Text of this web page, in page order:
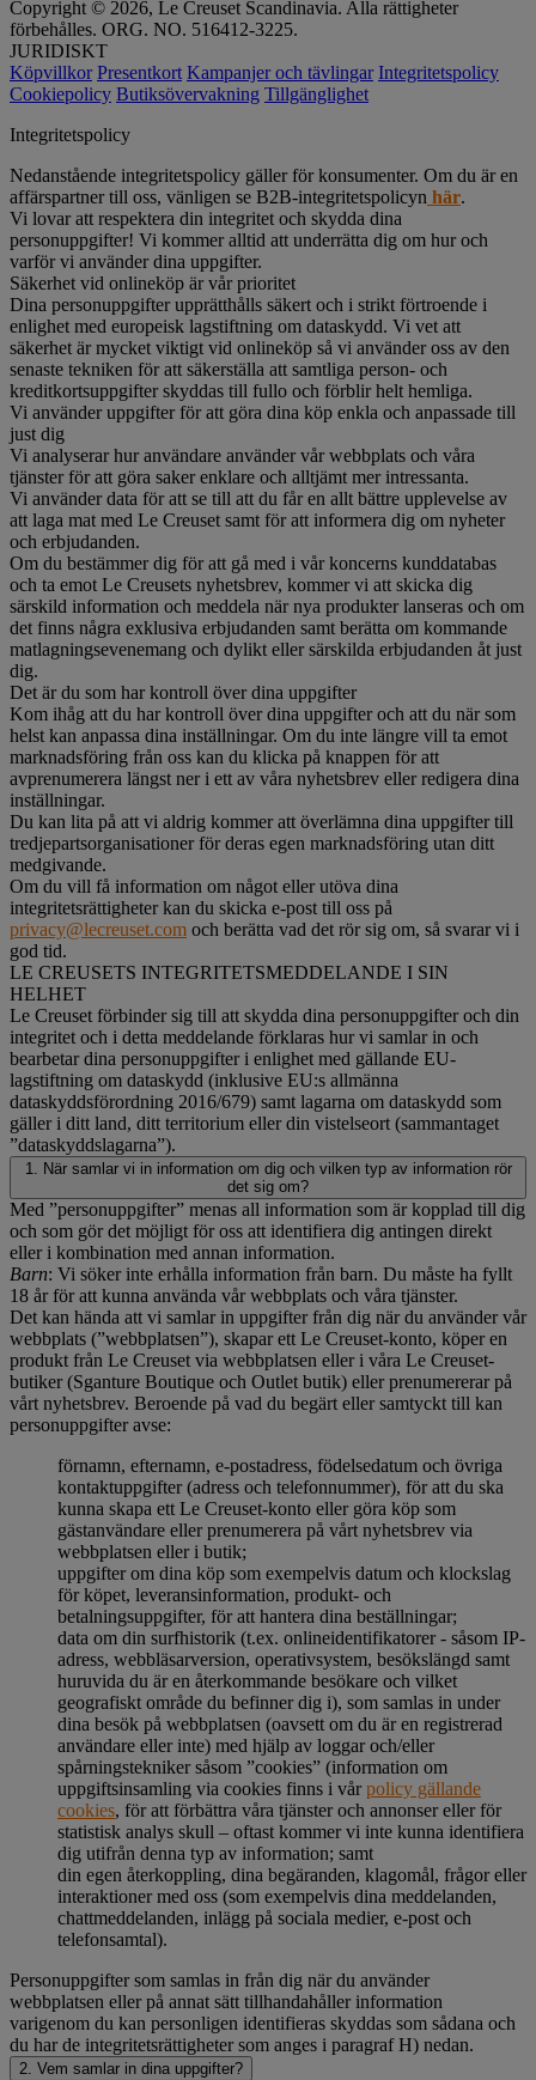
Copyright © 2026, Le Creuset Scandinavia. Alla rättigheter
förbehålles. ORG. NO. 516412-3225.
JURIDISKT
Köpvillkor Presentkort Kampanjer och tävlingar Integritetspolicy
Cookiepolicy Butiksövervakning Tillgänglighet
Integritetspolicy
Nedanstående integritetspolicy gäller för konsumenter. Om du är en
affärspartner till oss, vänligen se B2B-integritetspolicyn här.
Vi lovar att respektera din integritet och skydda dina
personuppgifter! Vi kommer alltid att underrätta dig om hur och
varför vi använder dina uppgifter.
Säkerhet vid onlineköp är vår prioritet
Dina personuppgifter upprätthålls säkert och i strikt förtroende i
enlighet med europeisk lagstiftning om dataskydd. Vi vet att
säkerhet är mycket viktigt vid onlineköp så vi använder oss av den
senaste tekniken för att säkerställa att samtliga person- och
kreditkortsuppgifter skyddas till fullo och förblir helt hemliga.
Vi använder uppgifter för att göra dina köp enkla och anpassade till
just dig
Vi analyserar hur användare använder vår webbplats och våra
tjänster för att göra saker enklare och alltjämt mer intressanta.
Vi använder data för att se till att du får en allt bättre upplevelse av
att laga mat med Le Creuset samt för att informera dig om nyheter
och erbjudanden.
Om du bestämmer dig för att gå med i vår koncerns kunddatabas
och ta emot Le Creusets nyhetsbrev, kommer vi att skicka dig
särskild information och meddela när nya produkter lanseras och om
det finns några exklusiva erbjudanden samt berätta om kommande
matlagningsevenemang och dylikt eller särskilda erbjudanden åt just
dig.
Det är du som har kontroll över dina uppgifter
Kom ihåg att du har kontroll över dina uppgifter och att du när som
helst kan anpassa dina inställningar. Om du inte längre vill ta emot
marknadsföring från oss kan du klicka på knappen för att
avprenumerera längst ner i ett av våra nyhetsbrev eller redigera dina
inställningar.
Du kan lita på att vi aldrig kommer att överlämna dina uppgifter till
tredjepartsorganisationer för deras egen marknadsföring utan ditt
medgivande.
Om du vill få information om något eller utöva dina
integritetsrättigheter kan du skicka e-post till oss på
privacy@lecreuset.com och berätta vad det rör sig om, så svarar vi i
god tid.
LE CREUSETS INTEGRITETSMEDDELANDE I SIN
HELHET
Le Creuset förbinder sig till att skydda dina personuppgifter och din
integritet och i detta meddelande förklaras hur vi samlar in och
bearbetar dina personuppgifter i enlighet med gällande EU-
lagstiftning om dataskydd (inklusive EU:s allmänna
dataskyddsförordning 2016/679) samt lagarna om dataskydd som
gäller i ditt land, ditt territorium eller din vistelseort (sammantaget
”dataskyddslagarna”).
1. När samlar vi in information om dig och vilken typ av information rör
det sig om?
Med ”personuppgifter” menas all information som är kopplad till dig
och som gör det möjligt för oss att identifiera dig antingen direkt
eller i kombination med annan information.
Barn: Vi söker inte erhålla information från barn. Du måste ha fyllt
18 år för att kunna använda vår webbplats och våra tjänster.
Det kan hända att vi samlar in uppgifter från dig när du använder vår
webbplats (”webbplatsen”), skapar ett Le Creuset-konto, köper en
produkt från Le Creuset via webbplatsen eller i våra Le Creuset-
butiker (Sganture Boutique och Outlet butik) eller prenumererar på
vårt nyhetsbrev. Beroende på vad du begärt eller samtyckt till kan
personuppgifter avse:
förnamn, efternamn, e-postadress, födelsedatum och övriga
kontaktuppgifter (adress och telefonnummer), för att du ska
kunna skapa ett Le Creuset-konto eller göra köp som
gästanvändare eller prenumerera på vårt nyhetsbrev via
webbplatsen eller i butik;
uppgifter om dina köp som exempelvis datum och klockslag
för köpet, leveransinformation, produkt- och
betalningsuppgifter, för att hantera dina beställningar;
data om din surfhistorik (t.ex. onlineidentifikatorer - såsom IP-
adress, webbläsarversion, operativsystem, besökslängd samt
huruvida du är en återkommande besökare och vilket
geografiskt område du befinner dig i), som samlas in under
dina besök på webbplatsen (oavsett om du är en registrerad
användare eller inte) med hjälp av loggar och/eller
spårningstekniker såsom ”cookies” (information om
uppgiftsinsamling via cookies finns i vårpolicy gällande
cookies, för att förbättra våra tjänster och annonser eller för
statistisk analys skull – oftast kommer vi inte kunna identifiera
dig utifrån denna typ av information; samt
din egen återkoppling, dina begäranden, klagomål, frågor eller
interaktioner med oss (som exempelvis dina meddelanden,
chattmeddelanden, inlägg på sociala medier, e-post och
telefonsamtal).
Personuppgifter som samlas in från dig när du använder
webbplatsen eller på annat sätt tillhandahåller information
varigenom du kan personligen identifieras skyddas som sådana och
du har de integritetsrättigheter som anges i paragraf H) nedan.
2. Vem samlar in dina uppgifter?